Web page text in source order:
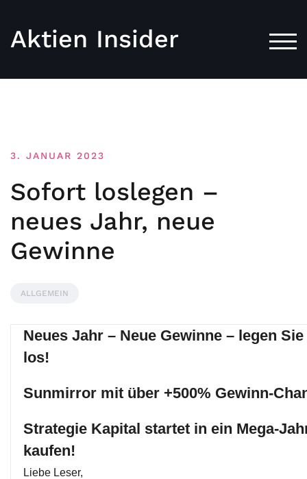
Aktien Insider
3. JANUAR 2023
Sofort loslegen –
neues Jahr, neue
Gewinne
ALLGEMEIN
Neues Jahr – Neue Gewinne – legen
los!
Sunmirror mit über +500% Gewinn-
Strategie Kapital startet in ein Mega-
kaufen!
Liebe Leser,